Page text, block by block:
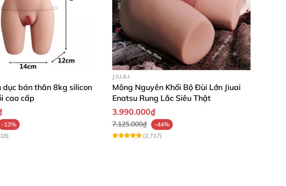
dục bán thân 8kg silicon
cao cấp
-13%
JIUAI
Mông Nguyên Khối Bộ Đùi Lớn Jiuai
Enatsu Rung Lắc Siêu Thật
3.990.000₫
7.125.000₫
-44%
(2,717)